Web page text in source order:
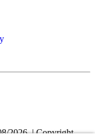
2026 | Copyright